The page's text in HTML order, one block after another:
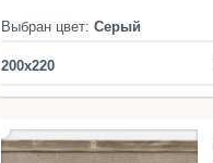
Выбран цвет: Серый
200x220